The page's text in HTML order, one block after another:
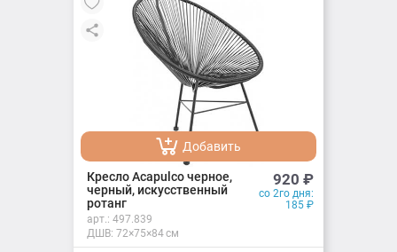
Добавить
Добавлено
Кресло Acapulco черное,
черный, искусственный
ротанг
920 ₽
со 2го дня:
185 ₽
арт.: 497.839
ДШВ: 72×75×84 см